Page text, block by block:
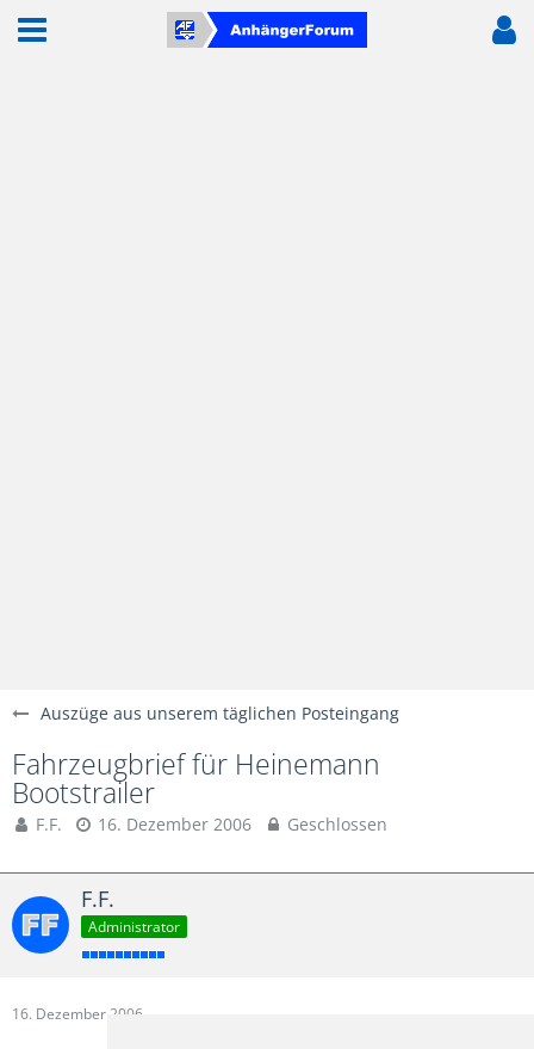
Auszüge aus unserem täglichen Posteingang
Fahrzeugbrief für Heinemann
Bootstrailer
F.F. 16. Dezember 2006 Geschlossen
F.F.
Administrator
16. Dezember 2006